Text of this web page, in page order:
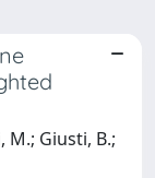
M.; Giusti, B.;